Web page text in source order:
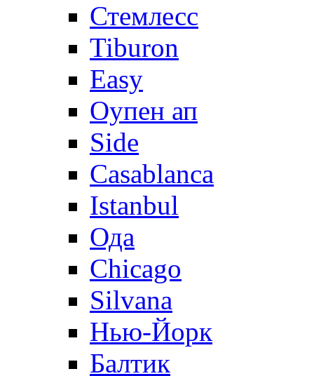
Стемлесс
Tiburon
Easy
Оупен ап
Side
Casablanca
Istanbul
Ода
Chicago
Silvana
Нью-Йорк
Балтик